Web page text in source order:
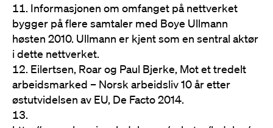
Informasjonen om omfanget på nettverket
bygger på flere samtaler med Boye Ullmann
høsten 2010. Ullmann er kjent som en sentral aktør
i dette nettverket.
Eilertsen, Roar og Paul Bjerke, Mot et tredelt
arbeidsmarked – Norsk arbeidsliv 10 år etter
østutvidelsen av EU, De Facto 2014.